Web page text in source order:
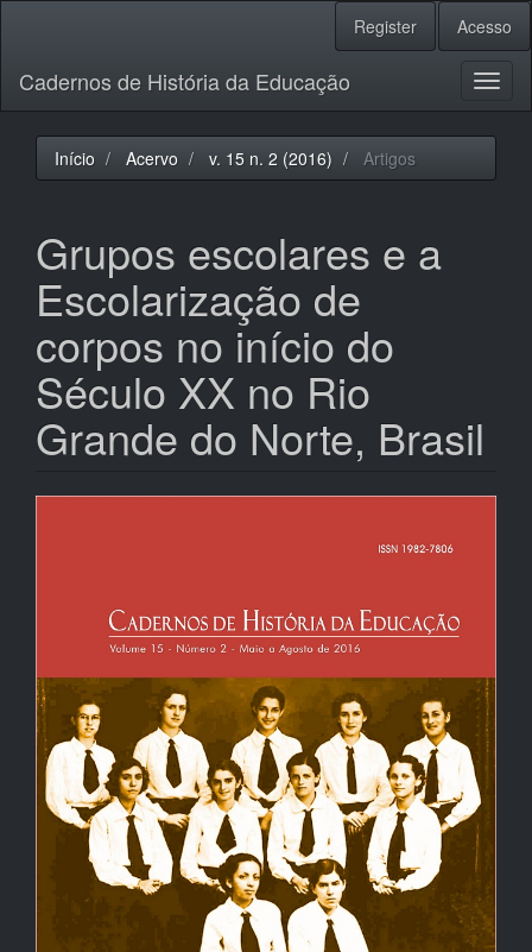
principal
Barra
Lateral
Register Acesso
Cadernos de História da Educação
Início Acervo v. 15 n. 2 (2016) Artigos
Grupos escolares e a
Escolarização de
corpos no início do
Século XX no Rio
Grande do Norte, Brasil
Barra
artigos